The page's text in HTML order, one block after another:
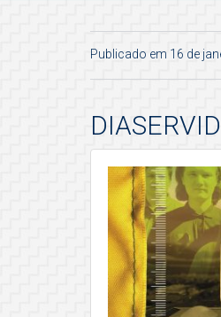
Publicado em 16 de